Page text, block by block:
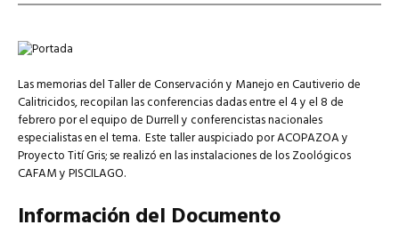
Las memorias del Taller de Conservación y Manejo en Cautiverio de
Calitricidos, recopilan las conferencias dadas entre el 4 y el 8 de
febrero por el equipo de Durrell y conferencistas nacionales
especialistas en el tema. Este taller auspiciado por ACOPAZOA y
Proyecto Tití Gris; se realizó en las instalaciones de los Zoológicos
CAFAM y PISCILAGO.
Información del Documento